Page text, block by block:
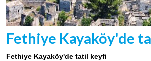
Fethiye Kayaköy'de
Fethiye Kayaköy'de tatil keyfi